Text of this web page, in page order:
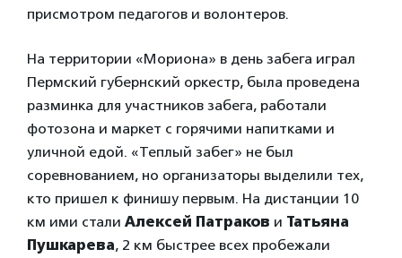
присмотром педагогов и волонтеров.
На территории «Мориона» в день забега играл
Пермский губернский оркестр, была проведена
разминка для участников забега, работали
фотозона и маркет с горячими напитками и
уличной едой. «Теплый забег» не был
соревнованием, но организаторы выделили тех,
кто пришел к финишу первым. На дистанции 10
км ими стали Алексей Патраков и Татьяна
Пушкарева, 2 км быстрее всех пробежали